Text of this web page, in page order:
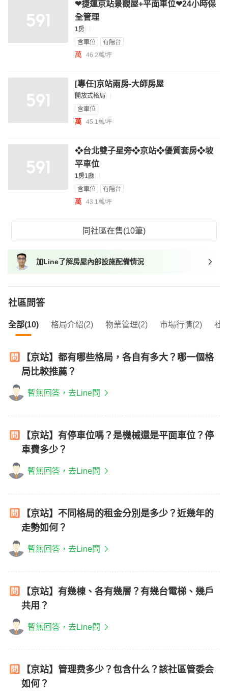
❤捷運京站景觀屋+平面車位❤24小時保
全管理
1房
含車位
有陽台
萬 46.2萬/坪
[專任]京站兩房-大師房屋
開放式格局
含車位
萬 45.1萬/坪
❖台北雙子星旁❖京站❖優質套房❖坡
平車位
1房1廳
含車位
有陽台
萬 43.1萬/坪
同社區在售(10筆)
加Line了解房屋內部設施配備情況
社區問答
全部(10) 格局介紹(2) 物業管理(2) 市場行情(2) 社
【京站】都有哪些格局，各自有多大？哪一個格
局比較推薦？
暫無回答，去Line問
【京站】有停車位嗎？是機械還是平面車位？停
車費多少？
暫無回答，去Line問
【京站】不同格局的租金分別是多少？近幾年的
走勢如何？
暫無回答，去Line問
【京站】有幾棟、各有幾層？有幾台電梯、幾戶
共用？
暫無回答，去Line問
【京站】管理费多少？包含什么？該社區管委会
如何？